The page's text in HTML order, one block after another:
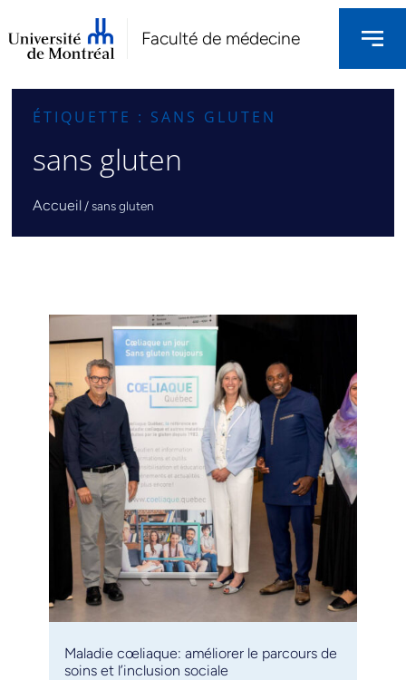
Faculté de médecine
ÉTIQUETTE : SANS GLUTEN
sans gluten
Accueil /sans gluten
Maladie cœliaque: améliorer le parcours de
soins et l’inclusion sociale